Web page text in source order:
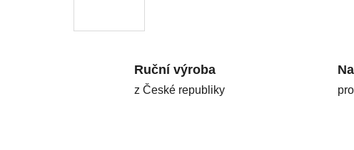
Ruční výroba
z České republiky